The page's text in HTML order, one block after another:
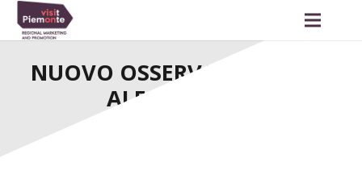
NUOVO OSSERVATORIO PER
ALESSANDRIA